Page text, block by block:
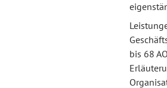
bis 68